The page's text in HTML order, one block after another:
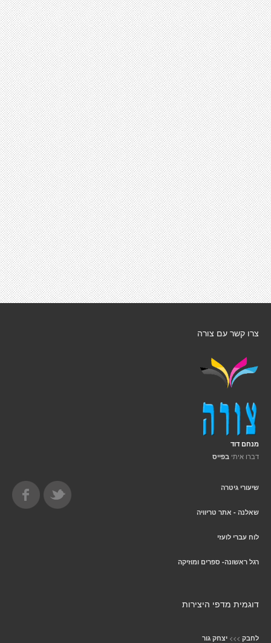
צרו קשר עם צורה
מנחם דוד
דברו איתי בפייס
שיעורי גיטרה
שאלנה - אתר טריוויה
לוח עברי לועזי
רגל ראשונה- ספרים ומוזיקה
דוגמית מדפי היצירות
לחבק >>> יצחק גור